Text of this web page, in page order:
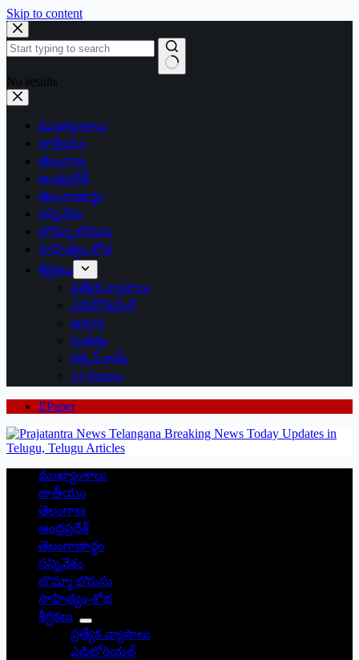
Skip to content
No results
ముఖ్యాంశాలు
జాతీయం
తెలంగాణ
ఆంధ్రప్రదేశ్
తెలంగాణార్థం
సన్నివేశం
బొమ్మా బొరుసు
సాహిత్యం-శోభ
శీర్షికలు
ప్రత్యేక వ్యాసాలు
ఎడిటోరియల్
అరుగు
సంకేతం
దక్కన్.కామ్
24 గంటలు
EPaper
ముఖ్యాంశాలు
జాతీయం
తెలంగాణ
ఆంధ్రప్రదేశ్
తెలంగాణార్థం
సన్నివేశం
బొమ్మా బొరుసు
సాహిత్యం-శోభ
శీర్షికలు
ప్రత్యేక వ్యాసాలు
ఎడిటోరియల్